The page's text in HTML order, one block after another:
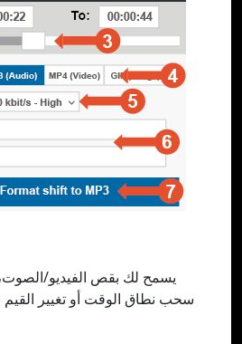
سحب نطاق الوقت أو تغيير